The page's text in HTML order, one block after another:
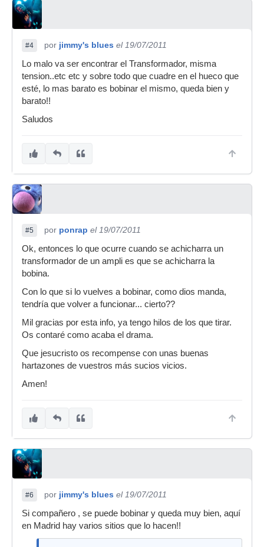
#4 por jimmy's blues el 19/07/2011
Lo malo va ser encontrar el Transformador, misma
tension..etc etc y sobre todo que cuadre en el hueco que
esté, lo mas barato es bobinar el mismo, queda bien y
barato!!
Saludos
#5 por ponrap el 19/07/2011
Ok, entonces lo que ocurre cuando se achicharra un
transformador de un ampli es que se achicharra la
bobina.
Con lo que si lo vuelves a bobinar, como dios manda,
tendría que volver a funcionar... cierto??
Mil gracias por esta info, ya tengo hilos de los que tirar.
Os contaré como acaba el drama.
Que jesucristo os recompense con unas buenas
hartazones de vuestros más sucios vicios.
Amen!
#6 por jimmy's blues el 19/07/2011
Si compañero , se puede bobinar y queda muy bien, aquí
en Madrid hay varios sitios que lo hacen!!